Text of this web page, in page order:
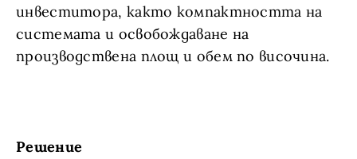
инвеститора, както компактността на
системата и освобождаване на
производствена площ и обем по височина.
Решение